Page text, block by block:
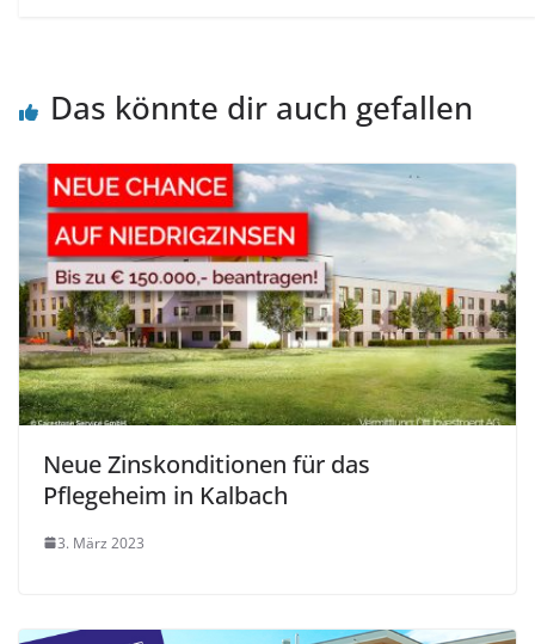
Das könnte dir auch gefallen
Neue Zinskonditionen für das
Pflegeheim in Kalbach
3. März 2023